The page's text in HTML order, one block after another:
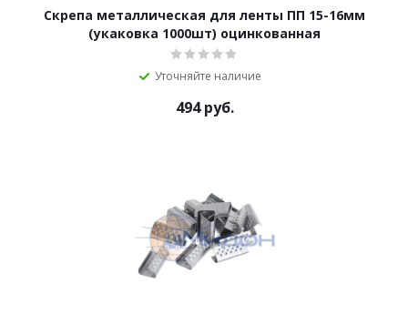
Скрепа металлическая для ленты ПП 15-16мм
(укаковка 1000шт) оцинкованная
Уточняйте наличие
494руб.